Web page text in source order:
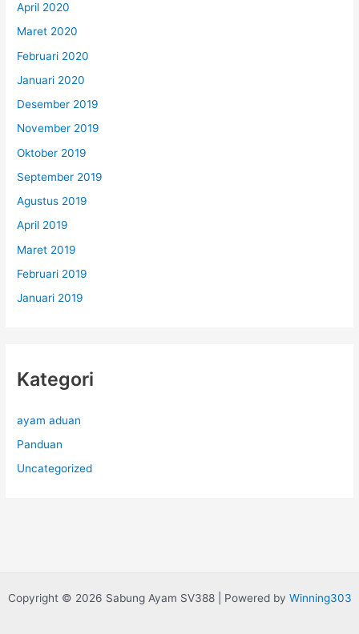
April 2020
Maret 2020
Februari 2020
Januari 2020
Desember 2019
November 2019
Oktober 2019
September 2019
Agustus 2019
April 2019
Maret 2019
Februari 2019
Januari 2019
Kategori
ayam aduan
Panduan
Uncategorized
Copyright © 2026 Sabung Ayam SV388 | Powered by Winning303